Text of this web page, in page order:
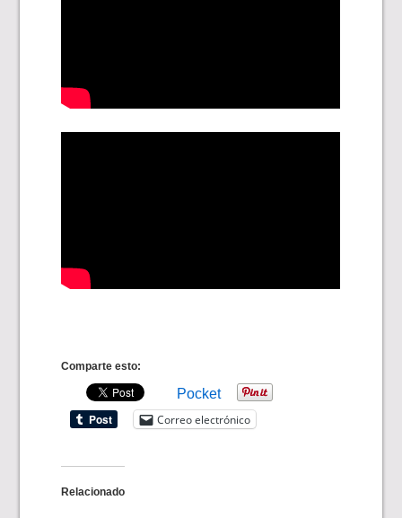
Comparte esto:
Pocket
Correo electrónico
Relacionado